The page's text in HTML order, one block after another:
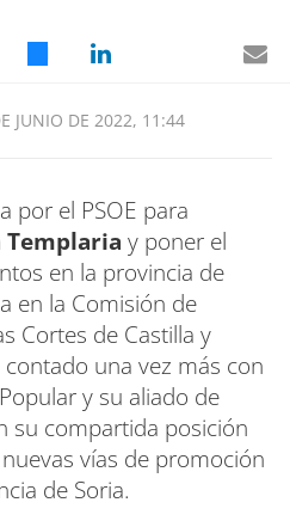
JUNIO DE 2022, 11:44
por el PSOE para
y poner el
en la provincia de
en la Comisión de
Cortes de Castilla y
una vez más con
y su aliado de
su compartida posición
vías de promoción
de Soria.